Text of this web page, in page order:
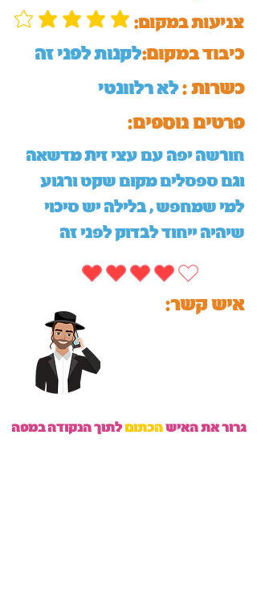
:צניעות במקום
לקנות לפני זהכיבוד במקום:
לא רלוונטי כשרות :
:פרטים נוספים
חורשה יפה עם עצי זית מדשאה
וגם ספסלים מקום שקט ורגוע
למי שמחפש , בלילה יש סיכוי
שיהיה ייחוד לבדוק לפני זה
:איש קשר
גרור את האישהכתוםלתוך הנקודה במפה